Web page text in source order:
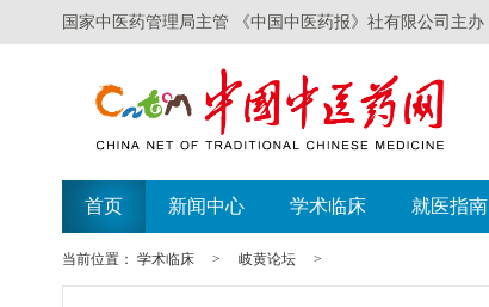
国家中医药管理局主管 《中国中医药报》社有限公司主办
首页 新闻中心 学术临床 就医指南
当前位置： 学术临床 > 岐黄论坛 >